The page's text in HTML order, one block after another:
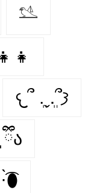
𓅎
𐔌՞ ܸ.ˬ.ܸ՞𐦯
ྀིა